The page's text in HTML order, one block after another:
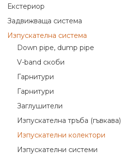
Екстериор
Задвижваща система
Изпускателна система
Down pipe, dump pipe
V-band скоби
Гарнитури
Гарнитури
Заглушители
Изпускателна тръба (гъвкава)
Изпускателни колектори
Изпускателни системи